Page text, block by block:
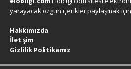
yarayacak özgün içerikler paylaşmak
Hakkımızda
İletişim
Gizlilik Politikamız